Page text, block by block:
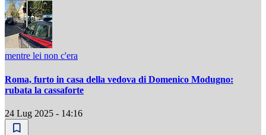
mentre lei non c'era
Roma, furto in casa della vedova di Domenico Modugno:
rubata la cassaforte
24 Lug 2025 - 14:16